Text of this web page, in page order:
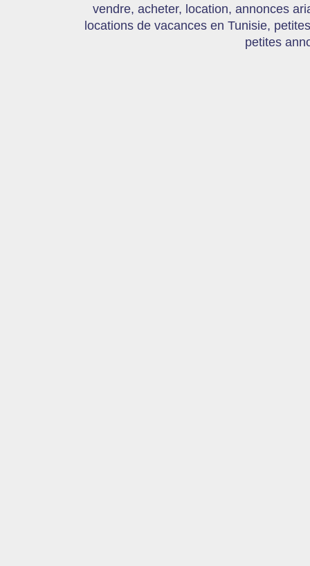
vendre, acheter, location, annonces
locations de vacances en Tunisie,
petites